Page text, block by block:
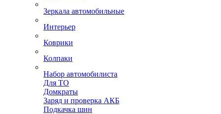
Зеркала автомобильные
Интерьер
Коврики
Колпаки
Набор автомобилиста
Для ТО
Домкраты
Заряд и проверка АКБ
Подкачка шин